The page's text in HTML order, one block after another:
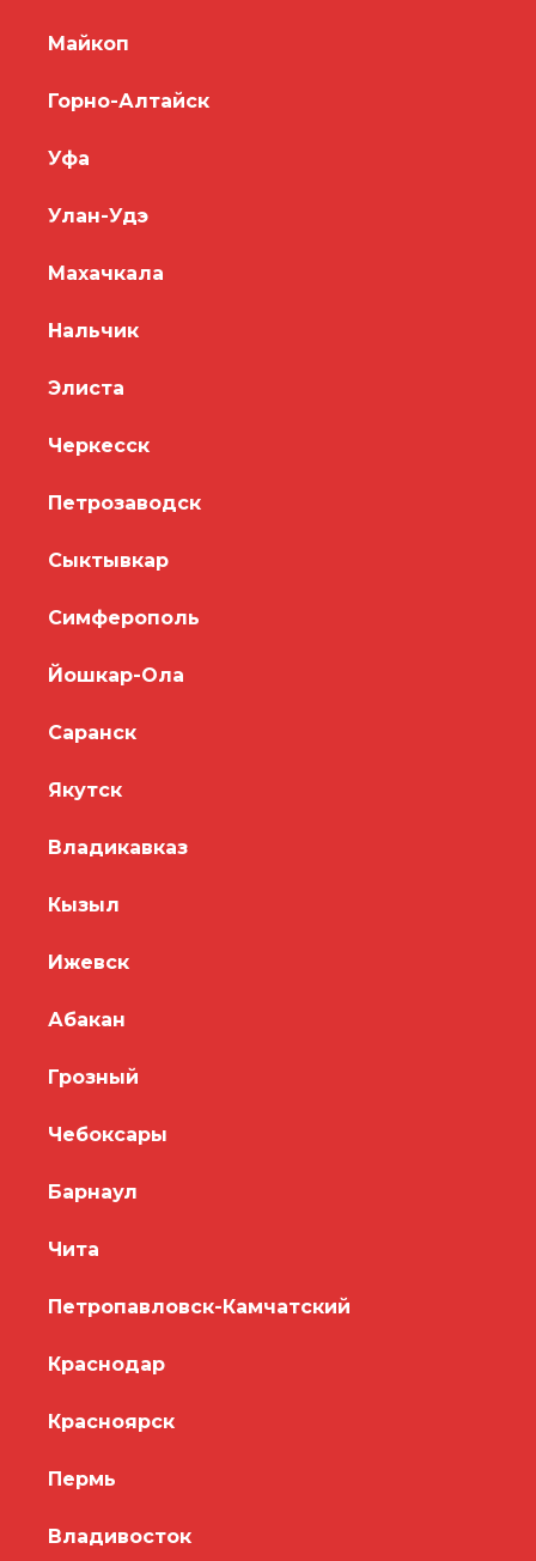
Майкоп
Горно-Алтайск
Уфа
Улан-Удэ
Махачкала
Нальчик
Элиста
Черкесск
Петрозаводск
Сыктывкар
Симферополь
Йошкар-Ола
Саранск
Якутск
Владикавказ
Кызыл
Ижевск
Абакан
Грозный
Чебоксары
Барнаул
Чита
Петропавловск-Камчатский
Краснодар
Красноярск
Пермь
Владивосток